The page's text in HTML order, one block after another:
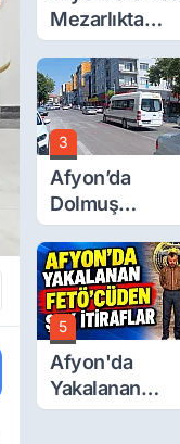
Mezarlıkta
Gizemli Ölüm
3
Afyon’da
Dolmuş
Ücretlerine
Yüzde 40
Talebi
5
Afyon'da
Yakalanan
FETÖ'Cüden